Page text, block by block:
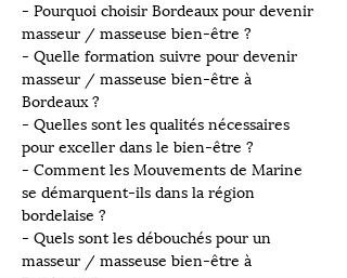
- Pourquoi choisir Bordeaux pour devenir
masseur / masseuse bien-être ?
- Quelle formation suivre pour devenir
masseur / masseuse bien-être à
Bordeaux ?
- Quelles sont les qualités nécessaires
pour exceller dans le bien-être ?
- Comment les Mouvements de Marine
se démarquent-ils dans la région
bordelaise ?
- Quels sont les débouchés pour un
masseur / masseuse bien-être à